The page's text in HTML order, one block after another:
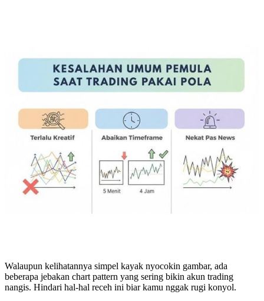
Walaupun kelihatannya simpel kayak nyocokin gambar, ada
beberapa jebakan chart pattern yang sering bikin akun trading
nangis. Hindari hal-hal receh ini biar kamu nggak rugi konyol.